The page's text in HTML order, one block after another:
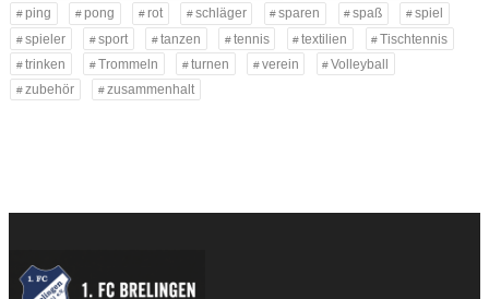
ping
pong rot schläger sparen spaß
spiel
spieler
sport tanzen tennis textilien
Tischtennis
trinken
Trommeln turnen verein
Volleyball
zubehör
zusammenhalt